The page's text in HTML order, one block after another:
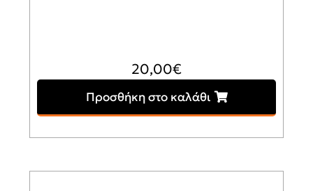
20,00€
Προσθήκη στο καλάθι